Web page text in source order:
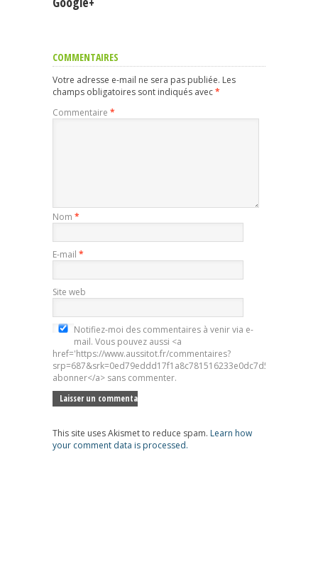
COMMENTAIRES
Votre adresse e-mail ne sera pas publiée. Les
champs obligatoires sont indiqués avec*
Commentaire *
Nom *
E-mail *
Site web
Notifiez-moi des commentaires à venir via e-
mail. Vous pouvez aussi <a
href='https://www.aussitot.fr/commentaires?
abonner</a> sans commenter.
This site uses Akismet to reduce spam. Learn how
your comment data is processed.